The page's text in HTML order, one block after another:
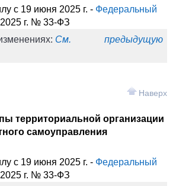
с 19 июня 2025 г. - Федеральный
г. № 33-ФЗ
См. предыдущую
территориальной организации
самоуправления
Наверх
с 19 июня 2025 г. - Федеральный
г. № 33-ФЗ